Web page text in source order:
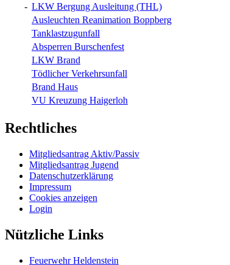
- LKW Bergung Ausleitung (THL)
Ausleuchten Reanimation Boppberg
Tanklastzugunfall
Absperren Burschenfest
LKW Brand
Tödlicher Verkehrsunfall
Brand Haus
VU Kreuzung Haigerloh
Rechtliches
Mitgliedsantrag Aktiv/Passiv
Mitgliedsantrag Jugend
Datenschutzerklärung
Impressum
Cookies anzeigen
Login
Nützliche Links
Feuerwehr Heldenstein